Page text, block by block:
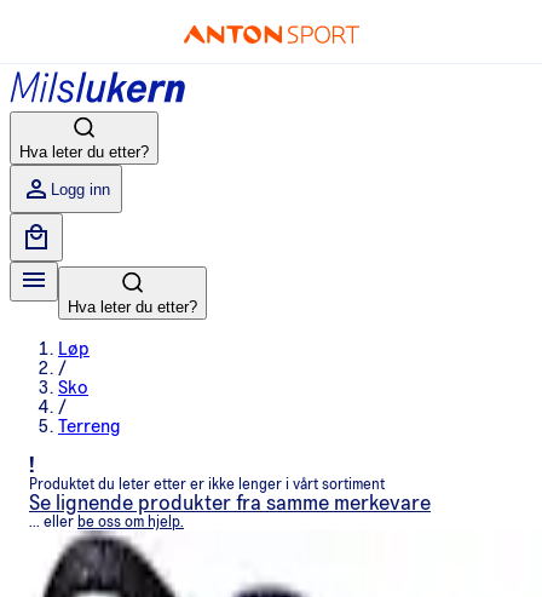
Hva leter du etter?
Logg inn
Hva leter du etter?
Løp
/
Sko
/
Terreng
!
Produktet du leter etter er ikke lenger i vårt sortiment
Se lignende produkter fra samme merkevare
... eller be oss om hjelp.